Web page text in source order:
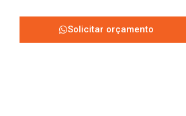
Solicitar orçamento